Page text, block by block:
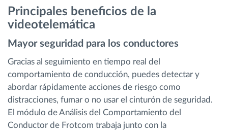
Principales beneficios de la
videotelemática
Mayor seguridad para los conductores
Gracias al seguimiento en tiempo real del
comportamiento de conducción, puedes detectar y
abordar rápidamente acciones de riesgo como
distracciones, fumar o no usar el cinturón de seguridad.
El módulo de Análisis del Comportamiento del
Conductor de Frotcom trabaja junto con la